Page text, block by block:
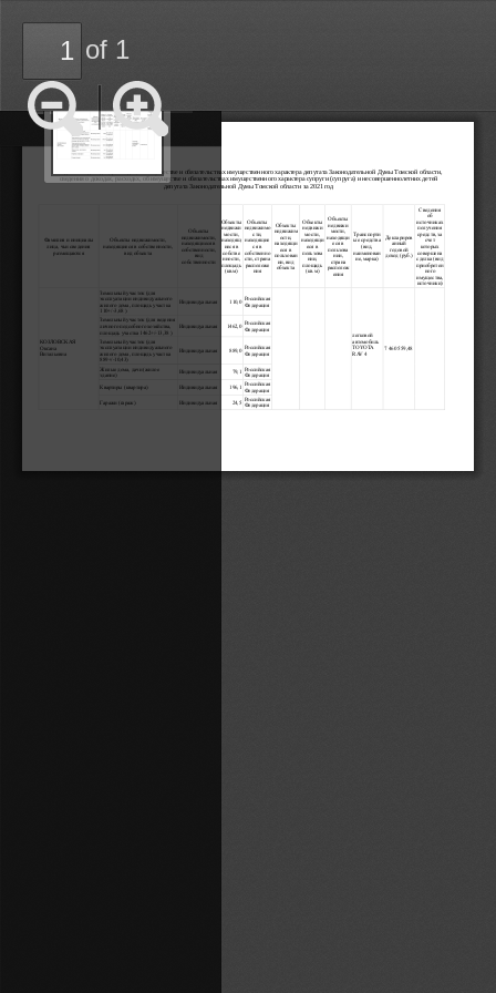
Thumbnails
Outline
of 1
Zoom
Out
Zoom
Сведения о доходах, расходах, об имуществе и обязательствах имущественного характера депутата Законодательной Думы Томской области,
сведения о доходах, расходах, об имуществе и обязательствах имущественного характера супруги (супруга) и несовершеннолетних детей
депутата Законодательной Думы Томской области за 2021 год
Фамилия и инициалы
Объекты недвижимости,
находящиеся в собственности,
вид объекта
Объекты
собственности,
вид
собственности
Объекты
недвижи
мости,
находящ
иеся в
собстве
нности,
площадь
(кв.м)
Объекты
недвижимо
сти,
находящие
ся в
собственно
сти, страна
расположе
ния
Объекты
недвижим
ости,
находящи
еся в
пользован
ии, вид
объекта
Объекты
недвижи
мости,
находящи
еся в
пользова
нии,
площадь
(кв.м)
Объекты
недвижи
мости,
находящи
еся в
пользова
нии,
страна
располож
ения
Транспортн
ые средства
(вид,
наименован
ие, марка)
Деклариров
анный
годовой
доход (руб.)
Сведения
об
источниках
получения
средств, за
счет
которых
совершена
сделка (вид
приобретен
ного
имущества,
источники)
Земельный участок (для
110+/-3,68 )
Индивидуальная 110,0
Российская
Федерация
Земельный участок (для ведения
личного подсобного хозяйства,
площадь участка 1462+/-13,38 )
Индивидуальная 1462,0
Российская
Федерация
Земельный участок (для
889+/-10,43)
Индивидуальная 889,0
Российская
Федерация
Жилые дома, дачи (жилое
Индивидуальная 79,1
Российская
Федерация
Квартиры (квартира) Индивидуальная 196,1
Российская
Федерация
КОЗЛОВСКАЯ
Оксана
Витальевна
Гаражи (гараж) Индивидуальная 24,5
Российская
Федерация
легковой
автомобиль
TOYOTA
RAV 4
7 460 559,48